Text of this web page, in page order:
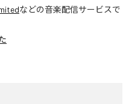
などの音楽配信サービスで